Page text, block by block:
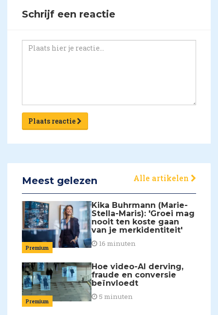
Schrijf een reactie
Plaats reactie
Meest gelezen Alle artikelen
Premium
Kika Buhrmann (Marie-
Stella-Maris): 'Groei mag
nooit ten koste gaan
van je merkidentiteit'
16 minuten
Premium
Hoe video-AI derving,
fraude en conversie
beïnvloedt
5 minuten